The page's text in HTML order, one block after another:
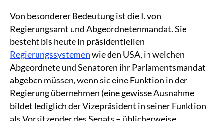
Von besonderer Bedeutung ist die I. von
Regierungsamt und Abgeordnetenmandat. Sie
besteht bis heute in präsidentiellen
Regierungssystemenwie den USA, in welchen
Abgeordnete und Senatoren ihr Parlamentsmandat
abgeben müssen, wenn sie eine Funktion in der
Regierung übernehmen (eine gewisse Ausnahme
bildet lediglich der Vizepräsident in seiner Funktion
als Vorsitzender des Senats – üblicherweise